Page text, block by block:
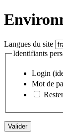
Langues du site
Identifiants
Login
Mot de